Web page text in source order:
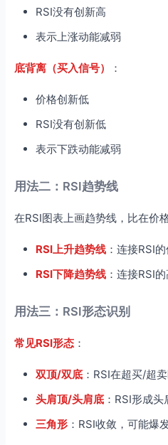
RSI没有创新高
表示上涨动能减弱
底背离（买入信号） ：
价格创新低
RSI没有创新低
表示下跌动能减弱
用法二：RSI趋势线
在RSI图表上画趋势线，比在价
RSI上升趋势线 ：连接RSI
RSI下降趋势线 ：连接RSI
用法三：RSI形态识别
常见RSI形态 ：
双顶/双底 ：RSI在超买/超
头肩顶/头肩底 ：RSI形成
三角形 ：RSI收敛，可能爆